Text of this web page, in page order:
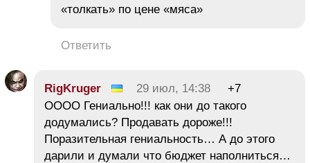
«толкать» по цене «мяса»
Ответить
RigKruger 29 июл, 14:38
+7
ОООО Гениально!!! как они до такого
додумались? Продавать дороже!!!
Поразительная гениальность… А до этого
дарили и думали что бюджет наполниться…